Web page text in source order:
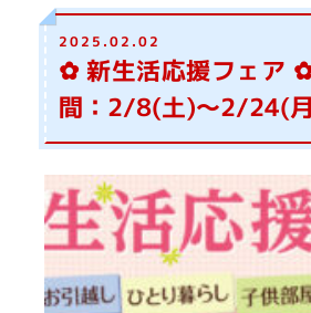
2025.02.02
✿ 新生活応援フェア
間：2/8(土)～2/24(